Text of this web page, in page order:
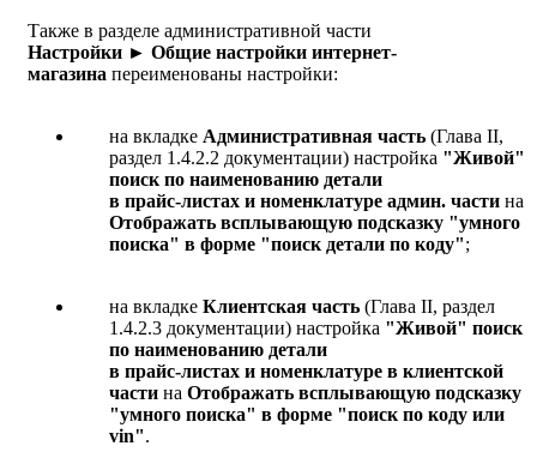
Также в разделе административной части
Настройки ► Общие настройки интернет-
магазина переименованы настройки:
на вкладке Административная часть (Глава II,
раздел 1.4.2.2 документации) настройка "Живой"
поиск по наименованию детали
в прайс-листах и номенклатуре админ. части на
Отображать всплывающую подсказку "умного
поиска" в форме "поиск детали по коду";
на вкладке Клиентская часть (Глава II, раздел
1.4.2.3 документации) настройка "Живой" поиск
по наименованию детали
в прайс-листах и номенклатуре в клиентской
части на Отображать всплывающую подсказку
"умного поиска" в форме "поиск по коду или
vin".